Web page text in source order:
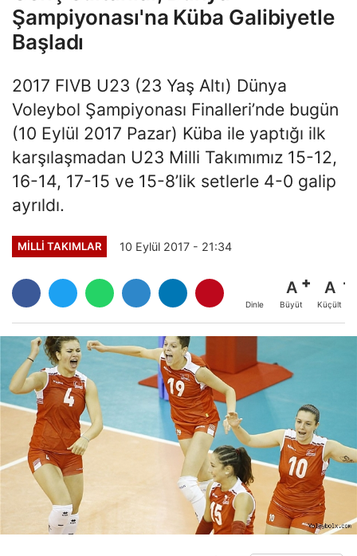
Şampiyonası'na Küba Galibiyetle
Başladı
2017 FIVB U23 (23 Yaş Altı) Dünya
Voleybol Şampiyonası Finalleri’nde bugün
(10 Eylül 2017 Pazar) Küba ile yaptığı ilk
karşılaşmadan U23 Milli Takımımız 15-12,
16-14, 17-15 ve 15-8’lik setlerle 4-0 galip
ayrıldı.
MILLI TAKIMLAR 10 Eylül 2017 - 21:34
Dinle
A
Büyüt
A
Küçült